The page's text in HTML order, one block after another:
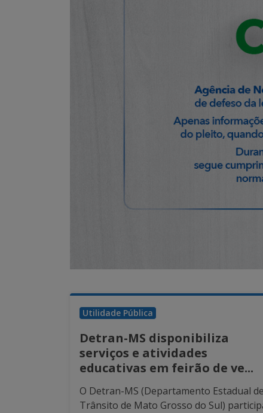
Utilidade Pública
Detran-MS disponibiliza
serviços e atividades
educativas em feirão de ve...
O Detran-MS (Departamento Estadual de
Trânsito de Mato Grosso do Sul)